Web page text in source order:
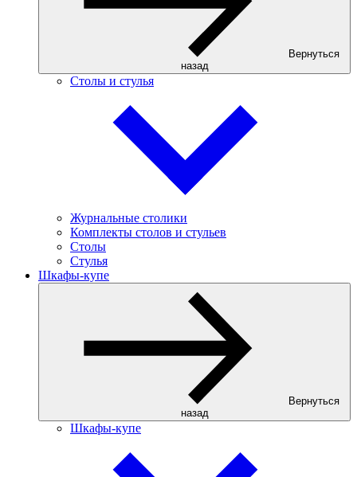
Вернуться
назад
Столы и стулья
Журнальные столики
Комплекты столов и стульев
Столы
Стулья
Шкафы-купе
Вернуться
назад
Шкафы-купе